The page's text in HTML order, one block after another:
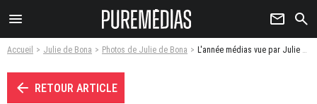
menu newsletter search
Accueil Julie de Bona Photos de Julie de Bona L'année médias vue par Julie de Bona - Photo
arrow_left RETOUR ARTICLE